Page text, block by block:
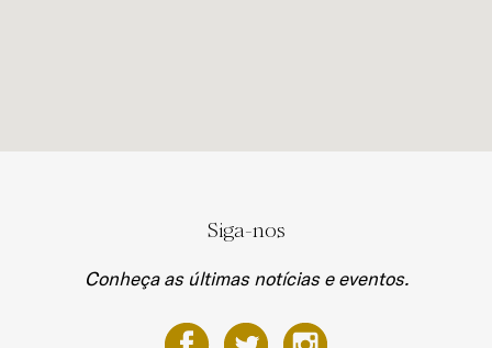
Siga-nos
Conheça as últimas notícias e eventos.